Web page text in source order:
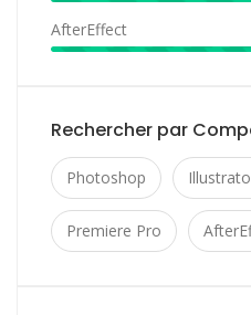
AfterEffect
Rechercher par
Photoshop
Premiere Pro